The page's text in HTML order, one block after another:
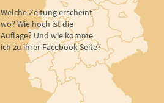
Welche Zeitung erscheint
wo? Wie hoch ist die
Auflage? Und wie komme
ich zu ihrer Facebook-Seite?